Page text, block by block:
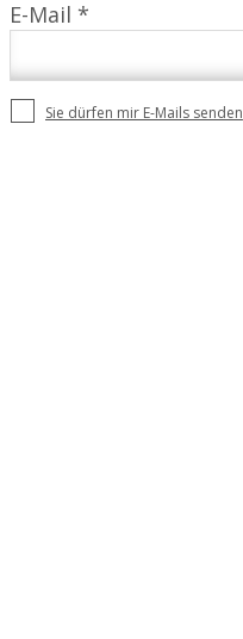
E-Mail *
Sie dürfen mir E-Mails senden